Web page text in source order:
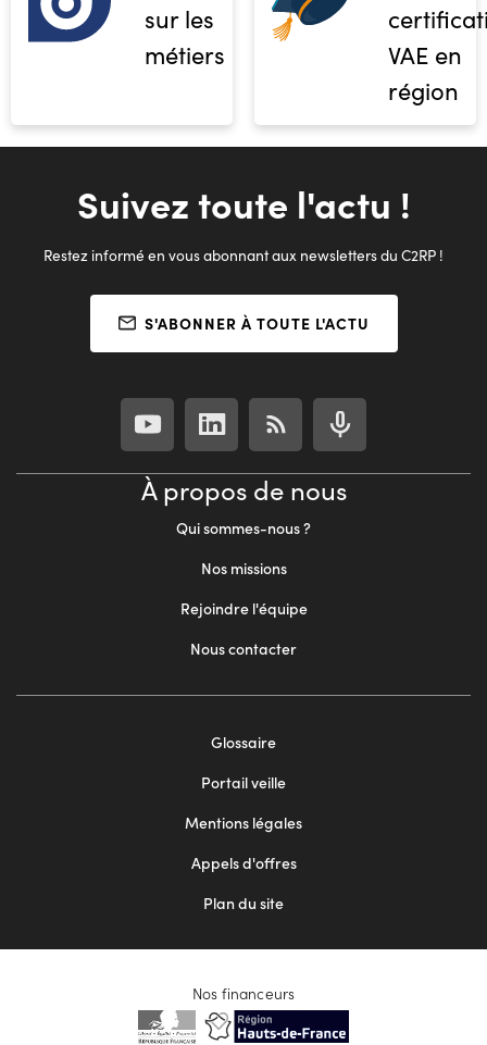
sur les
métiers
VAE en
région
Suivez toute l'actu !
Restez informé en vous abonnant aux newsletters du C2RP !
S'ABONNER À TOUTE L'ACTU
À propos de nous
Qui sommes-nous ?
Nos missions
Rejoindre l'équipe
Nous contacter
Glossaire
Portail veille
Mentions légales
Appels d'offres
Plan du site
Nos financeurs